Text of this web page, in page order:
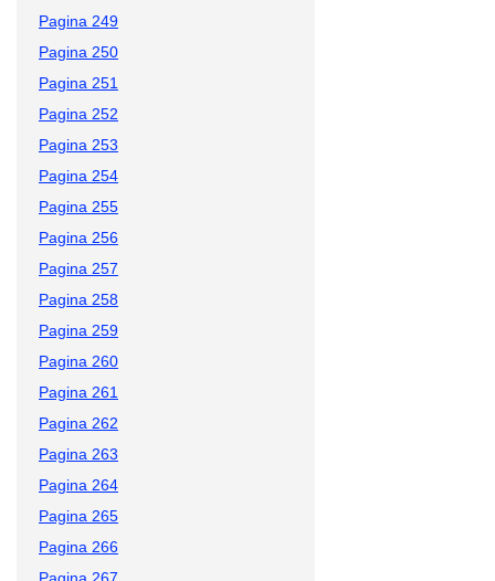
Pagina 249
Pagina 250
Pagina 251
Pagina 252
Pagina 253
Pagina 254
Pagina 255
Pagina 256
Pagina 257
Pagina 258
Pagina 259
Pagina 260
Pagina 261
Pagina 262
Pagina 263
Pagina 264
Pagina 265
Pagina 266
Pagina 267